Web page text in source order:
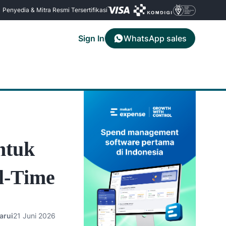
Penyedia & Mitra Resmi Tersertifikasi
Mekari Limitless Card
langsung dari aplikasi
Hubungi Support
Sign In WhatsApp sales
Time
21 Juni 2026